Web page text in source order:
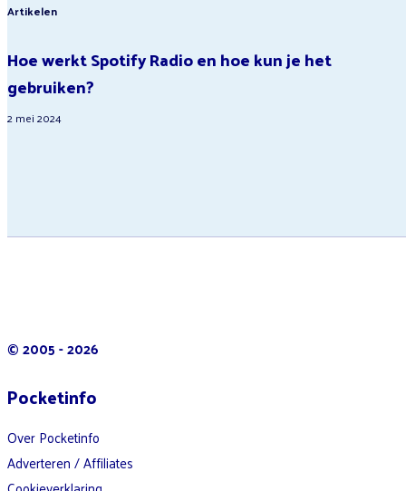
Artikelen
Hoe werkt Spotify Radio en hoe kun je het
gebruiken?
2 mei 2024
© 2005 - 2026
Pocketinfo
Over Pocketinfo
Adverteren / Affiliates